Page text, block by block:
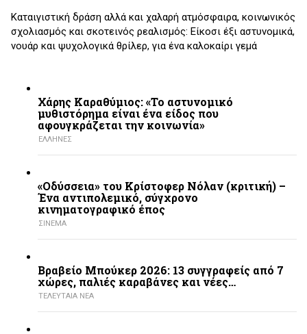
Καταιγιστική δράση αλλά και χαλαρή ατμόσφαιρα, κοινωνικός
σχολιασμός και σκοτεινός ρεαλισμός: Είκοσι έξι αστυνομικά,
νουάρ και ψυχολογικά θρίλερ, για ένα καλοκαίρι γεμά
Χάρης Καραθύμιος: «Το αστυνομικό
μυθιστόρημα είναι ένα είδος που
αφουγκράζεται την κοινωνία»
ΕΛΛΗΝΕΣ
«Οδύσσεια» του Κρίστοφερ Νόλαν (κριτική) –
Ένα αντιπολεμικό, σύγχρονο
κινηματογραφικό έπος
ΣΙΝΕΜΑ
Βραβείο Μπούκερ 2026: 13 συγγραφείς από 7
χώρες, παλιές καραβάνες και νέες…
ΤΕΛΕΥΤΑΙΑ ΝΕΑ